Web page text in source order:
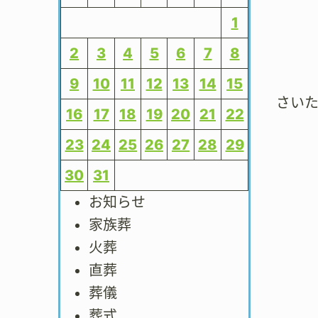
1
2
3 4 5 6 7
8
9
10 11 12 13 14
15
16
17 18 19 20 21
22
23 24 25 26 27 28 29
30 31
お知らせ
家族葬
火葬
直葬
葬儀
さい